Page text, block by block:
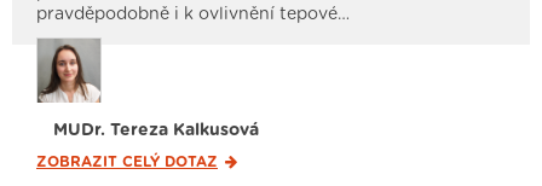
pravděpodobně i k ovlivnění tepové…
MUDr. Tereza Kalkusová
ZOBRAZIT CELÝ DOTAZ